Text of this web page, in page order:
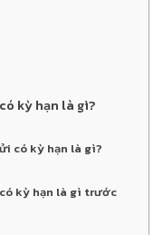
kỳ hạn là gì?
có kỳ hạn là gì?
kỳ hạn là gì trước